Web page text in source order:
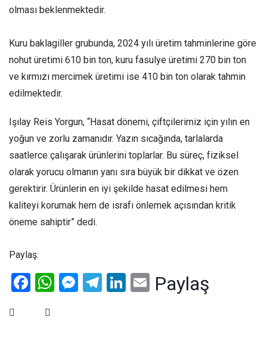
olması beklenmektedir.
Kuru baklagiller grubunda, 2024 yılı üretim tahminlerine göre
nohut üretimi 610 bin ton, kuru fasulye üretimi 270 bin ton
ve kırmızı mercimek üretimi ise 410 bin ton olarak tahmin
edilmektedir.
Işılay Reis Yorgun, “Hasat dönemi, çiftçilerimiz için yılın en
yoğun ve zorlu zamanıdır. Yazın sıcağında, tarlalarda
saatlerce çalışarak ürünlerini toplarlar. Bu süreç, fiziksel
olarak yorucu olmanın yanı sıra büyük bir dikkat ve özen
gerektirir. Ürünlerin en iyi şekilde hasat edilmesi hem
kaliteyi korumak hem de israfı önlemek açısından kritik
öneme sahiptir” dedi.
Paylaş:
Facebook
WhatsApp
Messenger
Telegram
LinkedIn
Email
Paylaş